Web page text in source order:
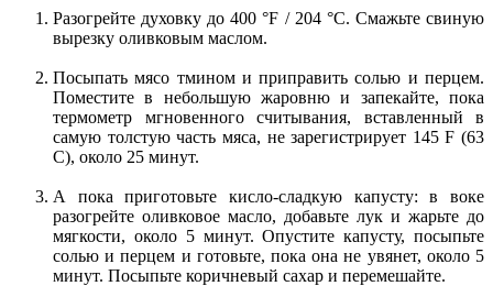
Разогрейте духовку до 400 °F / 204 °C. Смажьте свиную
вырезку оливковым маслом.
Посыпать мясо тмином и приправить солью и перцем.
Поместите в небольшую жаровню и запекайте, пока
термометр мгновенного считывания, вставленный в
самую толстую часть мяса, не зарегистрирует 145 F (63
C), около 25 минут.
А пока приготовьте кисло-сладкую капусту: в воке
разогрейте оливковое масло, добавьте лук и жарьте до
мягкости, около 5 минут. Опустите капусту, посыпьте
солью и перцем и готовьте, пока она не увянет, около 5
минут. Посыпьте коричневый сахар и перемешайте.